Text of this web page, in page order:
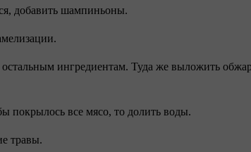
добавить шампиньоны.
ингредиентам. Туда же выложить
покрылось все мясо, то долить воды.
травы.